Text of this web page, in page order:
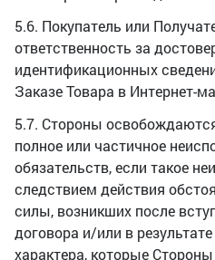
5.6. Покупатель или
ответственность за
идентификационных
Заказе Товара в Интернет-
5.7. Стороны
полное или частичное
обязательств, если такое
следствием действия
силы, возникших после
договора и/или в
характера, которые